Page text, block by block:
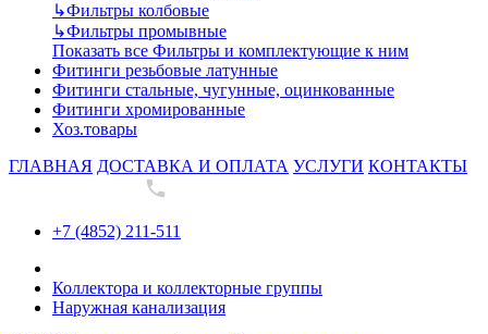
↳Фильтры колбовые
↳Фильтры промывные
Показать все Фильтры и комплектующие к ним
Фитинги резьбовые латунные
Фитинги стальные, чугунные, оцинкованные
Фитинги хромированные
Хоз.товары
ГЛАВНАЯ ДОСТАВКА И ОПЛАТА УСЛУГИ КОНТАКТЫ
+7 (4852) 211-511
Коллектора и коллекторные группы
Наружная канализация